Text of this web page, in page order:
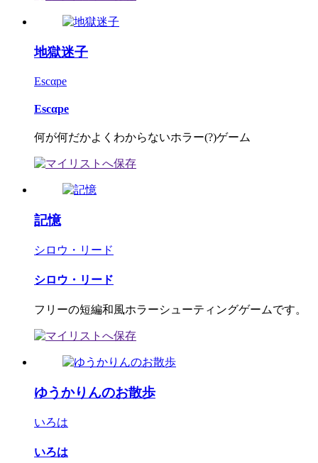
地獄迷子
Escαpe
Escαpe
何が何だかよくわからないホラー(?)ゲーム
記憶
シロウ・リード
シロウ・リード
フリーの短編和風ホラーシューティングゲームです。
ゆうかりんのお散歩
いろは
いろは